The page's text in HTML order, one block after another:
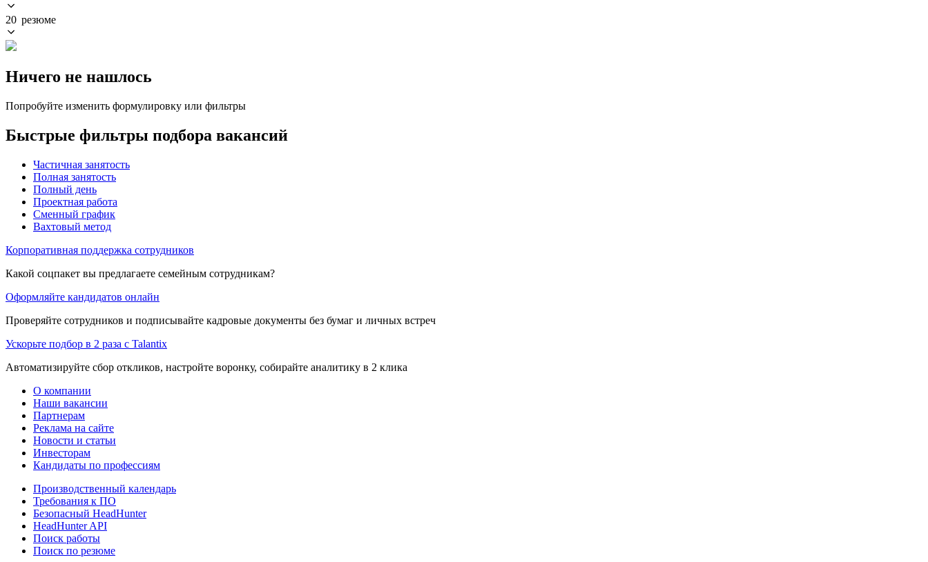
20 резюме
Ничего не нашлось
Попробуйте изменить формулировку или фильтры
Быстрые фильтры подбора вакансий
Частичная занятость
Полная занятость
Полный день
Проектная работа
Сменный график
Вахтовый метод
Корпоративная поддержка сотрудников
Какой соцпакет вы предлагаете семейным сотрудникам?
Оформляйте кандидатов онлайн
Проверяйте сотрудников и подписывайте кадровые документы без бумаг и личных встреч
Ускорьте подбор в 2 раза с Talantix
Автоматизируйте сбор откликов, настройте воронку, собирайте аналитику в 2 клика
О компании
Наши вакансии
Партнерам
Реклама на сайте
Новости и статьи
Инвесторам
Кандидаты по профессиям
Производственный календарь
Требования к ПО
Безопасный HeadHunter
HeadHunter API
Поиск работы
Поиск по резюме